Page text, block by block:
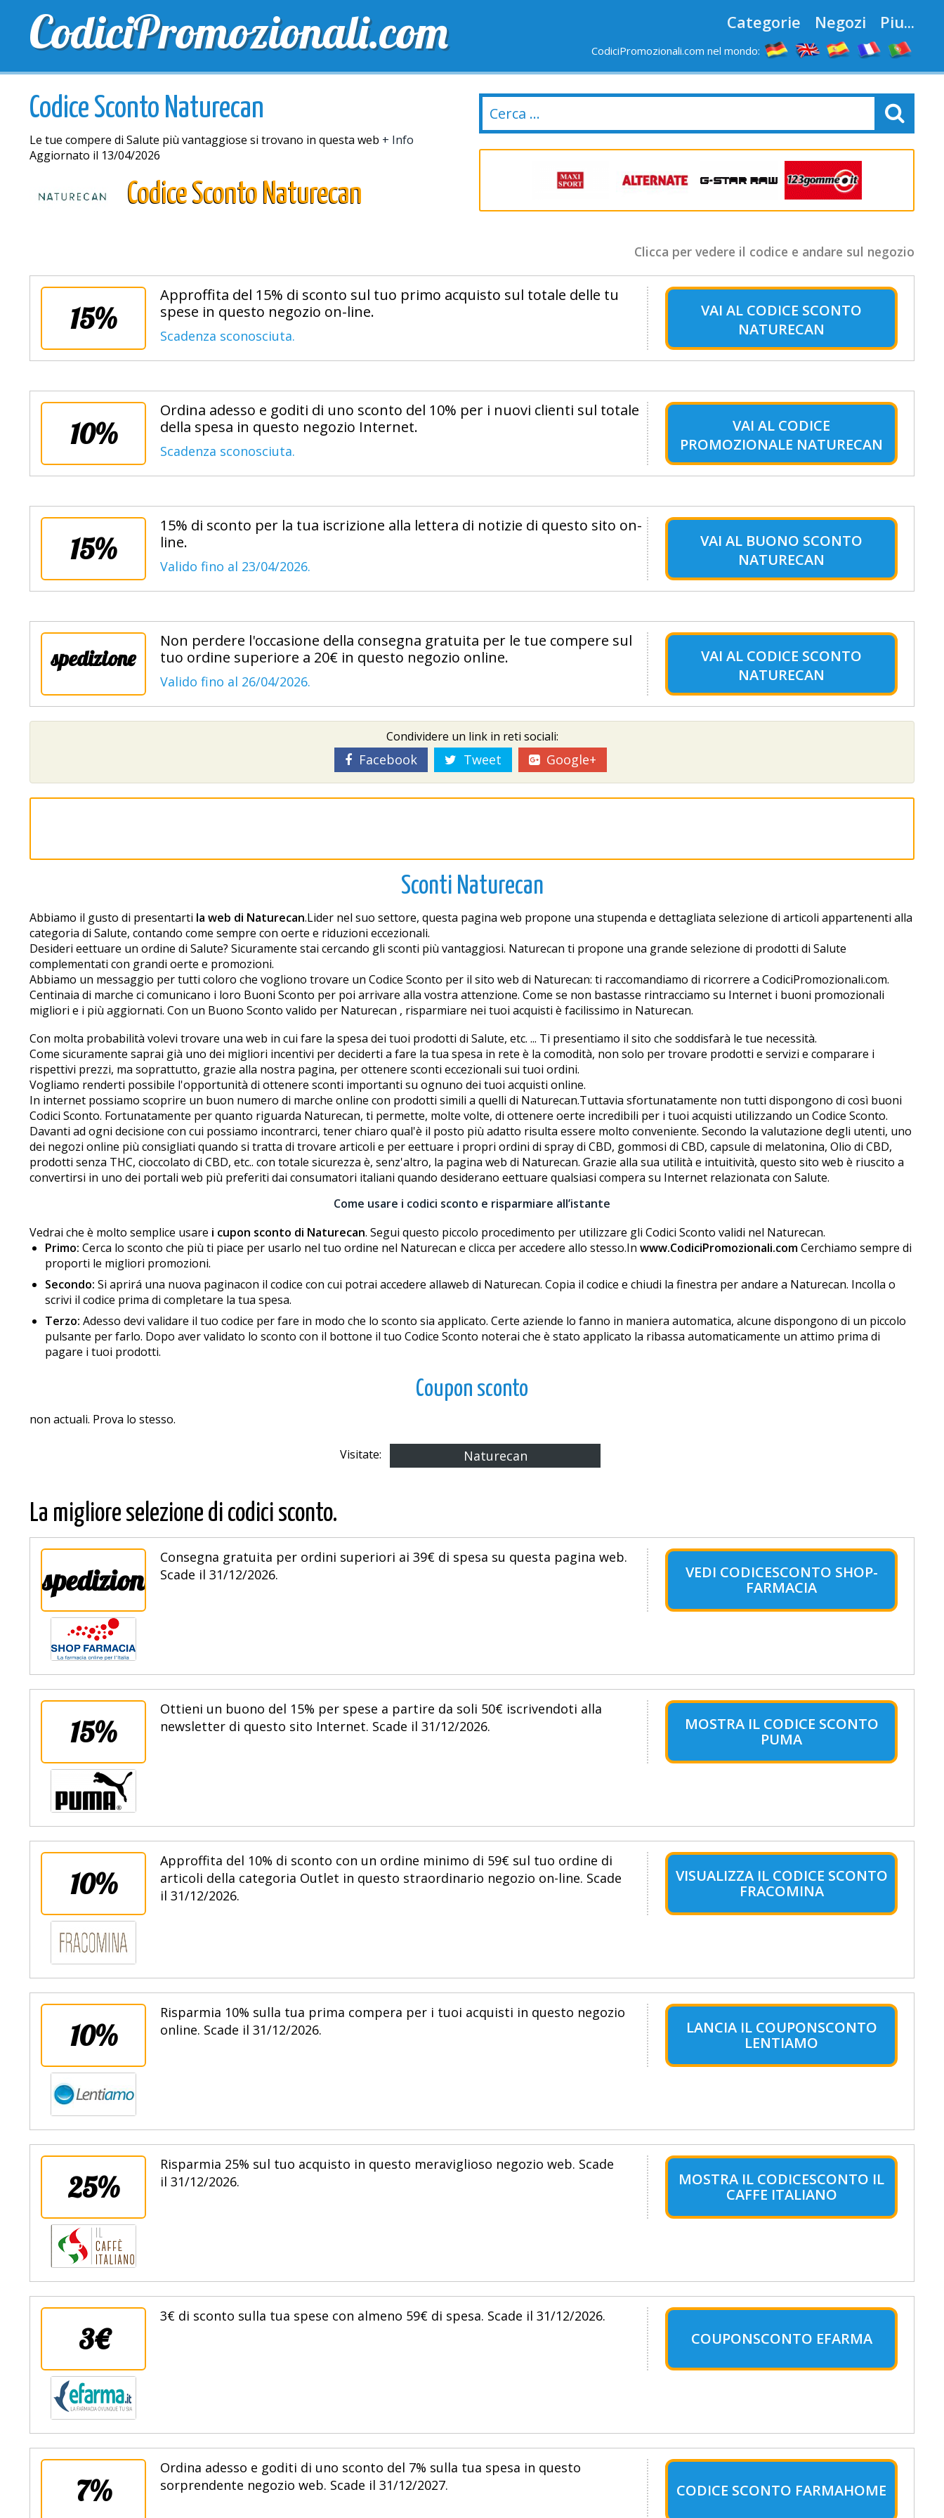
CodiciPromozionali.com Categorie Negozi Piu...
CodiciPromozionali.com nel mondo:
TOP SCONTI NUOVI NEGOZI
Codice Sconto Naturecan
Le tue compere di Salute più vantaggiose si trovano in questa web + Info
Aggiornato il 13/04/2026
Codice Sconto Naturecan
Clicca per vedere il codice e andare sul negozio
15%
Approffita del 15% di sconto sul tuo primo acquisto sul totale delle tu
spese in questo negozio on-line.
Scadenza sconosciuta.
VAI AL CODICE SCONTO
NATURECAN
10%
Ordina adesso e goditi di uno sconto del 10% per i nuovi clienti sul totale
della spesa in questo negozio Internet.
Scadenza sconosciuta.
VAI AL CODICE
PROMOZIONALE NATURECAN
15%
15% di sconto per la tua iscrizione alla lettera di notizie di questo sito on-
line.
Valido fino al 23/04/2026.
VAI AL BUONO SCONTO
NATURECAN
spedizione
Non perdere l'occasione della consegna gratuita per le tue compere sul
tuo ordine superiore a 20€ in questo negozio online.
Valido fino al 26/04/2026.
VAI AL CODICE SCONTO
NATURECAN
Condividere un link in reti sociali:
Facebook Tweet Google+
Sconti Naturecan
Abbiamo il gusto di presentarti la web di Naturecan.Lider nel suo settore, questa pagina web propone una stupenda e dettagliata selezione di articoli appartenenti alla
categoria di Salute, contando come sempre con offerte e riduzioni eccezionali.
Desideri effettuare un ordine di Salute? Sicuramente stai cercando gli sconti più vantaggiosi. Naturecan ti propone una grande selezione di prodotti di Salute
complementati con grandi offerte e promozioni.
Abbiamo un messaggio per tutti coloro che vogliono trovare un Codice Sconto per il sito web di Naturecan: ti raccomandiamo di ricorrere a CodiciPromozionali.com.
Centinaia di marche ci comunicano i loro Buoni Sconto per poi arrivare alla vostra attenzione. Come se non bastasse rintracciamo su Internet i buoni promozionali
migliori e i più aggiornati. Con un Buono Sconto valido per Naturecan , risparmiare nei tuoi acquisti è facilissimo in Naturecan.
Con molta probabilità volevi trovare una web in cui fare la spesa dei tuoi prodotti di Salute, etc. ... Ti presentiamo il sito che soddisfarà le tue necessità.
Come sicuramente saprai già uno dei migliori incentivi per deciderti a fare la tua spesa in rete è la comodità, non solo per trovare prodotti e servizi e comparare i
rispettivi prezzi, ma soprattutto, grazie alla nostra pagina, per ottenere sconti eccezionali sui tuoi ordini.
Vogliamo renderti possibile l'opportunità di ottenere sconti importanti su ognuno dei tuoi acquisti online.
In internet possiamo scoprire un buon numero di marche online con prodotti simili a quelli di Naturecan.Tuttavia sfortunatamente non tutti dispongono di così buoni
Codici Sconto. Fortunatamente per quanto riguarda Naturecan, ti permette, molte volte, di ottenere offerte incredibili per i tuoi acquisti utilizzando un Codice Sconto.
Davanti ad ogni decisione con cui possiamo incontrarci, tener chiaro qual'è il posto più adatto risulta essere molto conveniente. Secondo la valutazione degli utenti, uno
dei negozi online più consigliati quando si tratta di trovare articoli e per effettuare i propri ordini di spray di CBD, gommosi di CBD, capsule di melatonina, Olio di CBD,
prodotti senza THC, cioccolato di CBD, etc.. con totale sicurezza è, senz'altro, la pagina web di Naturecan. Grazie alla sua utilità e intuitività, questo sito web è riuscito a
convertirsi in uno dei portali web più preferiti dai consumatori italiani quando desiderano effettuare qualsiasi compera su Internet relazionata con Salute.
Come usare i codici sconto e risparmiare all’istante
Vedrai che è molto semplice usare i cupon sconto di Naturecan. Segui questo piccolo procedimento per utilizzare gli Codici Sconto validi nel Naturecan.
Primo: Cerca lo sconto che più ti piace per usarlo nel tuo ordine nel Naturecan e clicca per accedere allo stesso.In www.CodiciPromozionali.comCerchiamo sempre di
proporti le migliori promozioni.
Secondo: Si aprirá una nuova paginacon il codice con cui potrai accedere allaweb di Naturecan. Copia il codice e chiudi la finestra per andare a Naturecan. Incolla o
scrivi il codice prima di completare la tua spesa.
Terzo: Adesso devi validare il tuo codice per fare in modo che lo sconto sia applicato. Certe aziende lo fanno in maniera automatica, alcune dispongono di un piccolo
pulsante per farlo. Dopo aver validato lo sconto con il bottone il tuo Codice Sconto noterai che è stato applicato la ribassa automaticamente un attimo prima di
pagare i tuoi prodotti.
Coupon sconto
non actuali. Prova lo stesso.
Visitate: Naturecan
La migliore selezione di codici sconto.
spedizione
Consegna gratuita per ordini superiori ai 39€ di spesa su questa pagina web.
Scade il 31/12/2026.
VEDI CODICESCONTO SHOP-
FARMACIA
15%
Ottieni un buono del 15% per spese a partire da soli 50€ iscrivendoti alla
newsletter di questo sito Internet. Scade il 31/12/2026.
MOSTRA IL CODICE SCONTO
PUMA
10%
Approffita del 10% di sconto con un ordine minimo di 59€ sul tuo ordine di
articoli della categoria Outlet in questo straordinario negozio on-line. Scade
il 31/12/2026.
VISUALIZZA IL CODICE SCONTO
FRACOMINA
10%
Risparmia 10% sulla tua prima compera per i tuoi acquisti in questo negozio
online. Scade il 31/12/2026.
LANCIA IL COUPONSCONTO
LENTIAMO
25%
Risparmia 25% sul tuo acquisto in questo meraviglioso negozio web. Scade
il 31/12/2026.
MOSTRA IL CODICESCONTO IL
CAFFE ITALIANO
3€
3€ di sconto sulla tua spese con almeno 59€ di spesa. Scade il 31/12/2026.
COUPONSCONTO EFARMA
7%
Ordina adesso e goditi di uno sconto del 7% sulla tua spesa in questo
sorprendente negozio web. Scade il 31/12/2027.
CODICE SCONTO FARMAHOME